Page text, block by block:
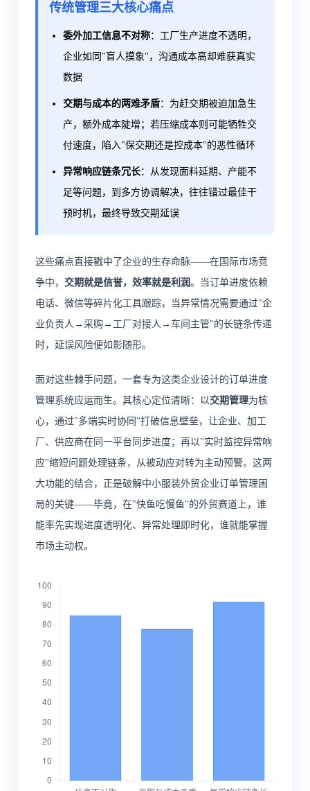
传统管理三大核心痛点
委外加工信息不对称：工厂生产进度不透明，
企业如同"盲人摸象"，沟通成本高却难获真实
数据
交期与成本的两难矛盾：为赶交期被迫加急生
产，额外成本陡增；若压缩成本则可能牺牲交
付速度，陷入"保交期还是控成本"的恶性循环
异常响应链条冗长：从发现面料延期、产能不
足等问题，到多方协调解决，往往错过最佳干
预时机，最终导致交期延误
这些痛点直接戳中了企业的生存命脉——在国际市场竞
争中， 交期就是信誉，效率就是利润。当订单进度依赖
电话、微信等碎片化工具跟踪，当异常情况需要通过"企
业负责人→采购→工厂对接人→车间主管"的长链条传递
时，延误风险便如影随形。
面对这些棘手问题，一套专为这类企业设计的订单进度
管理系统应运而生。其核心定位清晰：以交期管理为核
心，通过"多端实时协同"打破信息壁垒，让企业、加工
厂、供应商在同一平台同步进度；再以"实时监控异常响
应"缩短问题处理链条，从被动应对转为主动预警。这两
大功能的结合，正是破解中小服装外贸企业订单管理困
局的关键——毕竟，在"快鱼吃慢鱼"的外贸赛道上，谁
能率先实现进度透明化、异常处理即时化，谁就能掌握
市场主动权。